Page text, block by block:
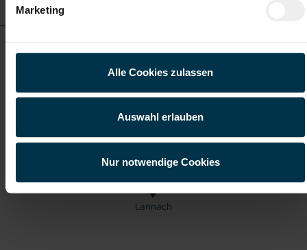
Marketing
Alle Cookies zulassen
Auswahl erlauben
Nur notwendige Cookies
Metallfacharbeiter in Lannach im Zuschnitt - Vollzeit
Lannach